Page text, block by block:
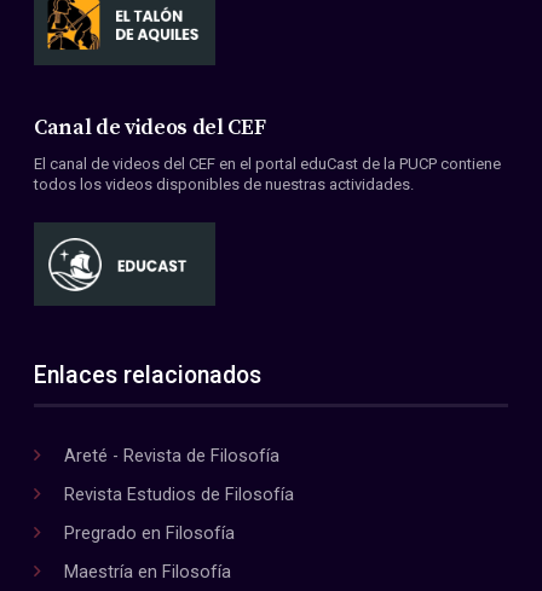
Canal de videos del CEF
El canal de videos del CEF en el portal eduCast de la PUCP contiene
todos los videos disponibles de nuestras actividades.
Enlaces relacionados
Areté - Revista de Filosofía
Revista Estudios de Filosofía
Pregrado en Filosofía
Maestría en Filosofía